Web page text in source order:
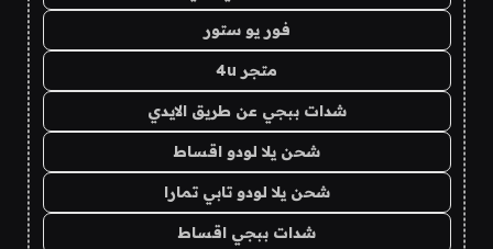
فور يو ستور
متجر 4u
شدات ببجي عن طريق الايدي
شحن يلا لودو اقساط
شحن يلا لودو تابي تمارا
شدات ببجي اقساط